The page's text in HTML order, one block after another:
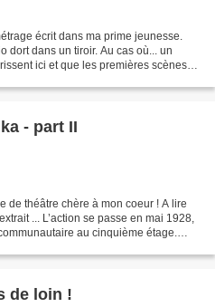
écrit dans ma prime jeunesse.
dort dans un tiroir. Au cas où... un
ici et que les premières scènes
- part II
de théâtre chère à mon coeur ! A lire
... L’action se passe en mai 1928,
au cinquième étage.
de loin !